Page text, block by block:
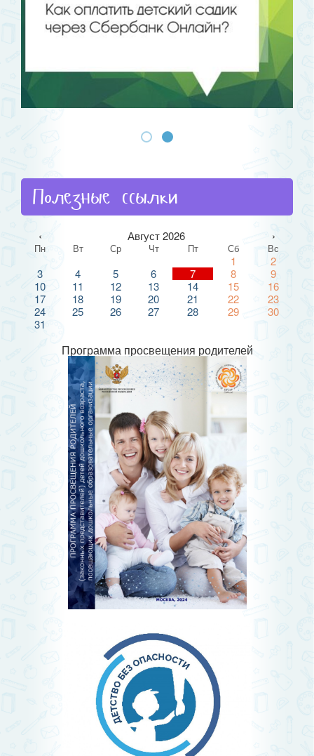
Полезные ссылки
‹ Август 2026 ›
Пн Вт Ср Чт Пт Сб Вс
1
2
3
4 5 6 7 8
9
10
11 12 13 14 15
16
17
18 19 20 21 22
23
24
25 26 27 28 29
30
31
Программа просвещения родителей